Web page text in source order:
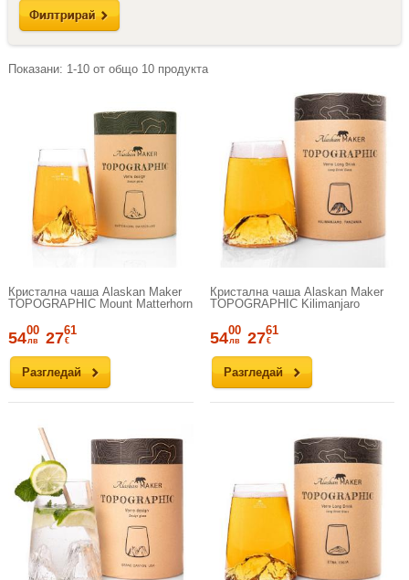
Показани: 1-10от общо 10продукта
Кристална чаша Alaskan Maker
TOPOGRAPHIC Mount Matterhorn
Разгледай
5400
лв 2761
€
Кристална чаша Alaskan Maker
TOPOGRAPHIC Kilimanjaro
Разгледай
5400
лв 2761
€